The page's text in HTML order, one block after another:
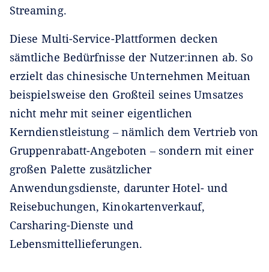
Streaming.
Diese Multi-Service-Plattformen decken
sämtliche Bedürfnisse der Nutzer:innen ab. So
erzielt das chinesische Unternehmen Meituan
beispielsweise den Großteil seines Umsatzes
nicht mehr mit seiner eigentlichen
Kerndienstleistung ‒ nämlich dem Vertrieb von
Gruppenrabatt-Angeboten ‒ sondern mit einer
großen Palette zusätzlicher
Anwendungsdienste, darunter Hotel- und
Reisebuchungen, Kinokartenverkauf,
Carsharing-Dienste und
Lebensmittellieferungen.